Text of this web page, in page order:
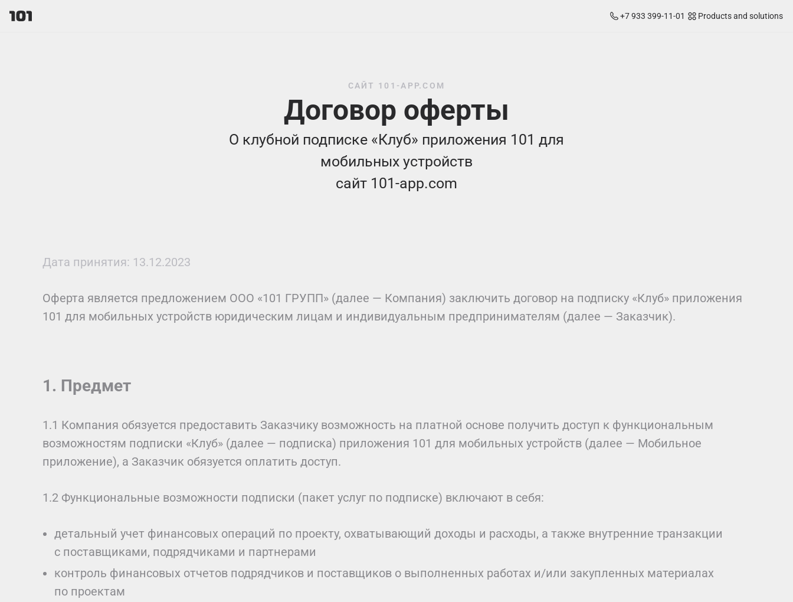
+7 933 399-11-01 Products and solutions
САЙТ 101-APP.COM
Договор оферты
О клубной подписке «Клуб» приложения 101 для
мобильных устройств
сайт 101-app.com
Дата принятия: 13.12.2023
Оферта является предложением ООО «101 ГРУПП» (далее — Компания) заключить договор на подписку «Клуб» приложения
101 для мобильных устройств юридическим лицам и индивидуальным предпринимателям (далее — Заказчик).
1. Предмет
1.1 Компания обязуется предоставить Заказчику возможность на платной основе получить доступ к функциональным
возможностям подписки «Клуб» (далее — подписка) приложения 101 для мобильных устройств (далее — Мобильное
приложение), а Заказчик обязуется оплатить доступ.
1.2 Функциональные возможности подписки (пакет услуг по подписке) включают в себя:
детальный учет финансовых операций по проекту, охватывающий доходы и расходы, а также внутренние транзакции
с поставщиками, подрядчиками и партнерами
контроль финансовых отчетов подрядчиков и поставщиков о выполненных работах и/или закупленных материалах
по проектам